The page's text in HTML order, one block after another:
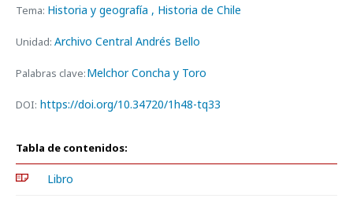
Tema: Historia y geografía , Historia de Chile
Unidad: Archivo Central Andrés Bello
Palabras clave:Melchor Concha y Toro
DOI: https://doi.org/10.34720/1h48-tq33
Tabla de contenidos:
Libro